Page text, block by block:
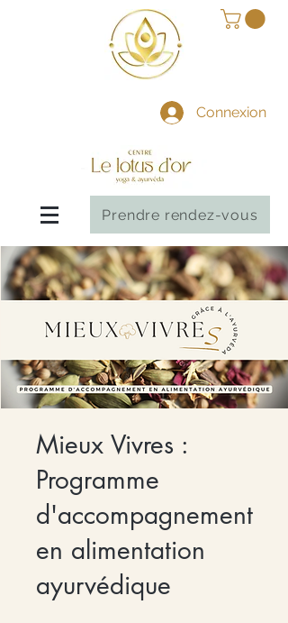
Connexion
Prendre rendez-vous
Mieux Vivres :
Programme
d'accompagnement
en alimentation
ayurvédique